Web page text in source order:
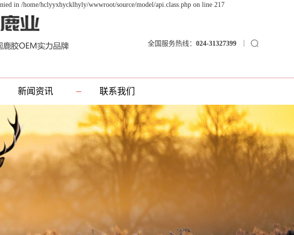
in /home/hclyyxhycklhyly/wwwroot/source/model/api.class.php on line 217
全国服务热线： 024-31327399
新闻资讯 联系我们